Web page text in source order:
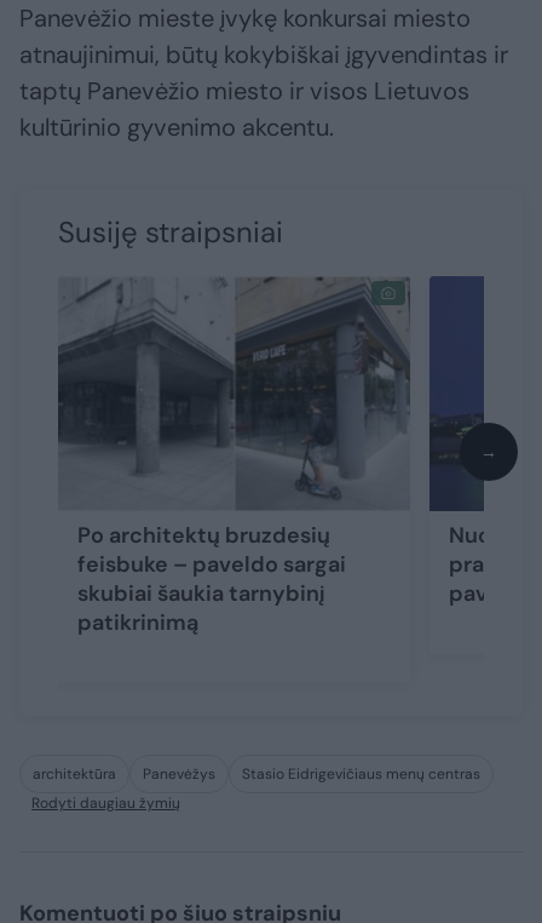
Panevėžio mieste įvykę konkursai miesto
atnaujinimui, būtų kokybiškai įgyvendintas ir
taptų Panevėžio miesto ir visos Lietuvos
kultūrinio gyvenimo akcentu.
Susiję straipsniai
Po architektų bruzdesių
feisbuke – paveldo sargai
skubiai šaukia tarnybinį
patikrinimą
→
architektūra Panevėžys
Stasio Eidrigevičiaus menų centras
Rodyti daugiau žymių
Komentuoti po šiuo straipsniu